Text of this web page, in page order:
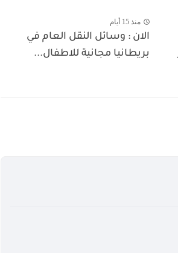
منذ 15 أيام
الان : وسائل النقل العام في
بريطانيا مجانية للاطفال...